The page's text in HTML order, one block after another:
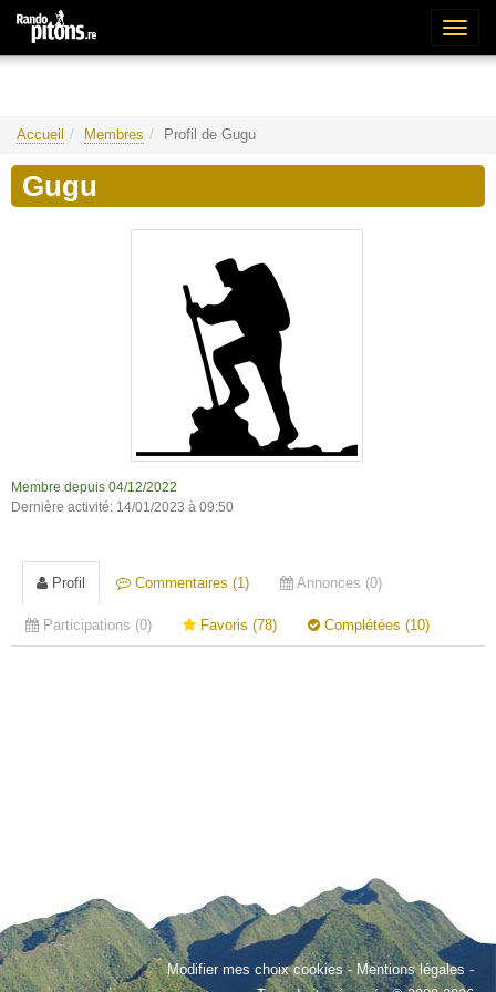
Accueil Membres Profil de Gugu
Gugu
Membre depuis 04/12/2022
Dernière activité: 14/01/2023 à 09:50
Profil Commentaires (1) Annonces (0)
Participations (0) Favoris (78) Complétées (10)
Modifier mes choix cookies-Mentions légales -